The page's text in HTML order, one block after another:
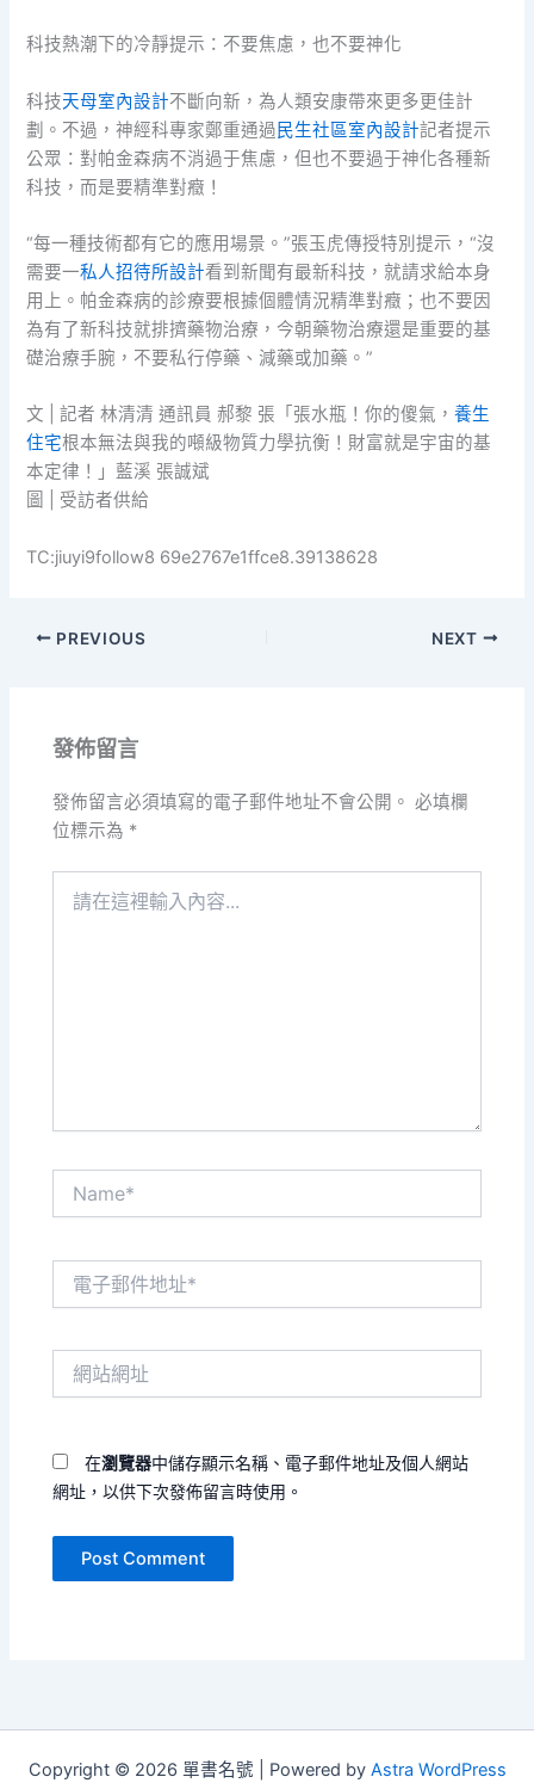
科技熱潮下的冷靜提示：不要焦慮，也不要神化
科技天母室內設計不斷向新，為人類安康帶來更多更佳計
劃。不過，神經科專家鄭重通過民生社區室內設計記者提示
公眾：對帕金森病不消過于焦慮，但也不要過于神化各種新
科技，而是要精準對癥！
“每一種技術都有它的應用場景。”張玉虎傳授特別提示，“沒
需要一私人招待所設計看到新聞有最新科技，就請求給本身
用上。帕金森病的診療要根據個體情況精準對癥；也不要因
為有了新科技就排擠藥物治療，今朝藥物治療還是重要的基
礎治療手腕，不要私行停藥、減藥或加藥。”
文 | 記者 林清清 通訊員 郝黎 張「張水瓶！你的傻氣，養生
住宅根本無法與我的噸級物質力學抗衡！財富就是宇宙的基
本定律！」藍溪 張誠斌
圖 | 受訪者供給
TC:jiuyi9follow8 69e2767e1ffce8.39138628
PREVIOUS NEXT
發佈留言
發佈留言必須填寫的電子郵件地址不會公開。 必填欄
位標示為 *
在瀏覽器中儲存顯示名稱、電子郵件地址及個人網站
網址，以供下次發佈留言時使用。
Copyright © 2026 單書名號 | Powered by Astra WordPress